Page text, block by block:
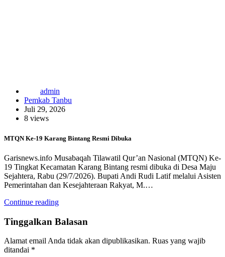
admin
Pemkab Tanbu
Juli 29, 2026
8 views
MTQN Ke-19 Karang Bintang Resmi Dibuka
Garisnews.info Musabaqah Tilawatil Qur’an Nasional (MTQN) Ke-
19 Tingkat Kecamatan Karang Bintang resmi dibuka di Desa Maju
Sejahtera, Rabu (29/7/2026). Bupati Andi Rudi Latif melalui Asisten
Pemerintahan dan Kesejahteraan Rakyat, M.…
Continue reading
Tinggalkan Balasan
Alamat email Anda tidak akan dipublikasikan. Ruas yang wajib
ditandai *